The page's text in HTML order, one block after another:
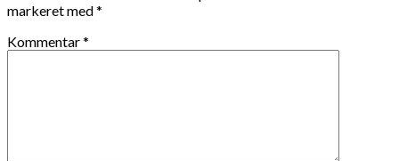
markeret med*
Kommentar*